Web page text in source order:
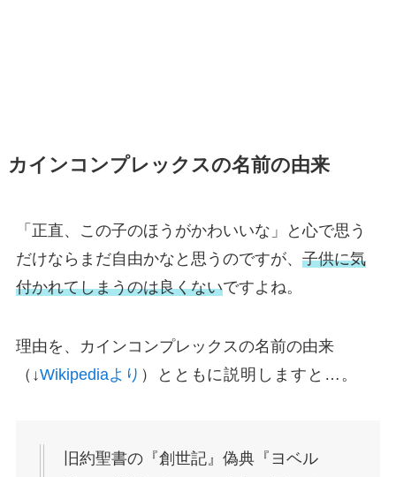
カインコンプレックスの名前の由来
「正直、この子のほうがかわいいな」と心で思う
だけならまだ自由かなと思うのですが、 子供に気
付かれてしまうのは良くないですよね。
理由を、カインコンプレックスの名前の由来
（↓Wikipediaより ）とともに説明しますと…。
旧約聖書の『創世記』偽典『ヨベル